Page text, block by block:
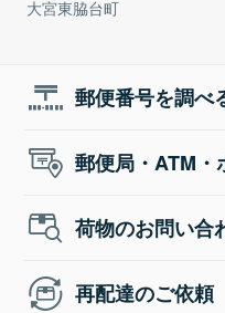
大宮東脇台町
郵便番号を調べ
郵便局・ATM・
荷物のお問い合
再配達のご依頼